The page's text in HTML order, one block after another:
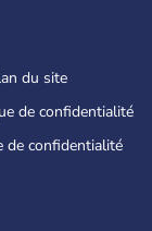
du site
de confidentialité
de confidentialité